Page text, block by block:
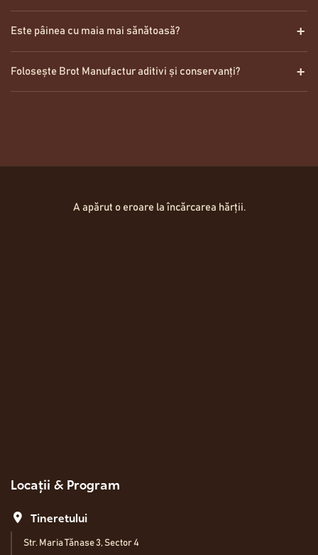
Este pâinea cu maia mai sănătoasă?
Folosește Brot Manufactur aditivi și conservanți?
A apărut o eroare la încărcarea hărții.
Locații & Program
Tineretului
Str. Maria Tănase 3, Sector 4